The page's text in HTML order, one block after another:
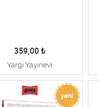
359,00₺
Yargı Yayınevi